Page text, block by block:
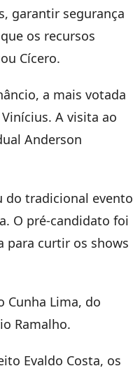
garantir segurança
os recursos
Cícero.
a mais votada
A visita ao
Anderson
do tradicional evento
O pré-candidato foi
para curtir os shows
Cunha Lima, do
Ramalho.
Evaldo Costa, os